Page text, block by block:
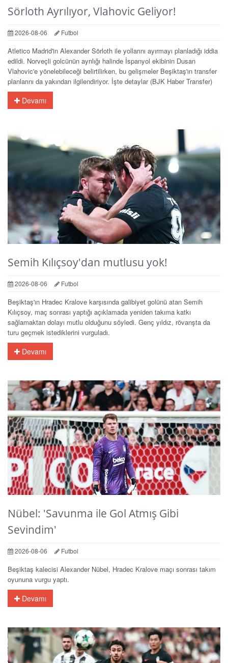
Sörloth Ayrılıyor, Vlahovic Geliyor!
2026-08-06 Futbol
Atletico Madrid'in Alexander Sörloth ile yollarını ayırmayı planladığı iddia
edildi. Norveçli golcünün ayrılığı halinde İspanyol ekibinin Dusan
Vlahovic'e yönelebileceği belirtilirken, bu gelişmeler Beşiktaş'ın transfer
planlarını da yakından ilgilendiriyor. İşte detaylar (BJK Haber Transfer)
Devamı
Semih Kılıçsoy'dan mutlusu yok!
2026-08-06 Futbol
Beşiktaş'ın Hradec Kralove karşısında galibiyet golünü atan Semih
Kılıçsoy, maç sonrası yaptığı açıklamada yeniden takıma katkı
sağlamaktan dolayı mutlu olduğunu söyledi. Genç yıldız, rövanşta da
turu geçmek istediklerini vurguladı.
Devamı
Nübel: 'Savunma ile Gol Atmış Gibi
Sevindim'
2026-08-06 Futbol
Beşiktaş kalecisi Alexander Nübel, Hradec Kralove maçı sonrası takım
oyununa vurgu yaptı.
Devamı